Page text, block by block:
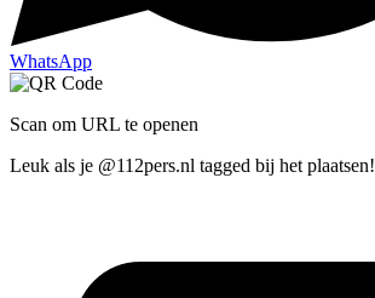
WhatsApp
Scan om URL te openen
Leuk als je @112pers.nl tagged bij het plaatsen!